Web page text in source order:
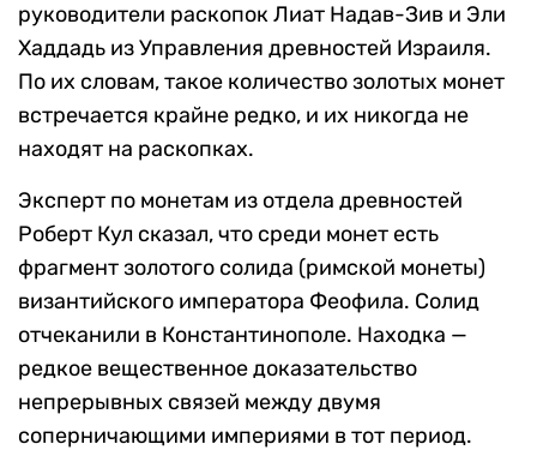
руководители раскопок Лиат Надав-Зив и Эли
Хаддадь из Управления древностей Израиля.
По их словам, такое количество золотых монет
встречается крайне редко, и их никогда не
находят на раскопках.
Эксперт по монетам из отдела древностей
Роберт Кул сказал, что среди монет есть
фрагмент золотого солида (римской монеты)
византийского императора Феофила. Солид
отчеканили в Константинополе. Находка —
редкое вещественное доказательство
непрерывных связей между двумя
соперничающими империями в тот период.